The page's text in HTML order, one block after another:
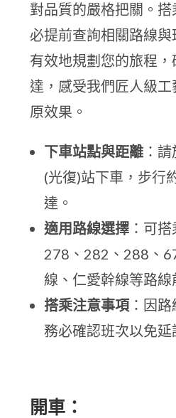
對品質的嚴格把關。
必提前查詢相關路線
有效地規劃您的旅程，
達，感受我們匠人級
原效果。
下車站點與距離 ：
(光復)站下車，步行
達。
適用路線選擇 ：可
278、282、288、
線、仁愛幹線等路線
搭乘注意事項 ：因
務必確認班次以免延
開車：